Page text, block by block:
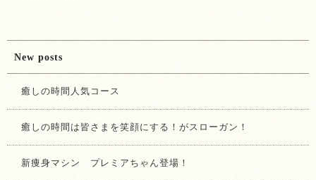
New posts
癒しの時間人気コース
癒しの時間は皆さまを笑顔にする！がスローガン！
新痩身マシン プレミアちゃん登場！